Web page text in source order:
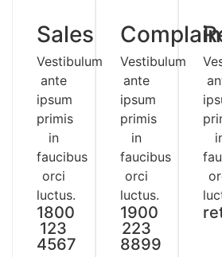
Sales
Vestibulum
ante
ipsum
primis
in
faucibus
orci
luctus.
1800
123
4567
Vestibulum
ante
ipsum
primis
in
faucibus
orci
luctus.
1900
223
8899